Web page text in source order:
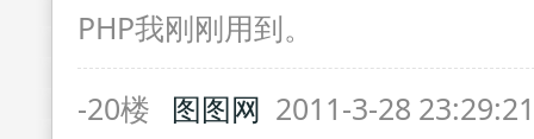
PHP我刚刚用到。
-20楼
图图网 2011-3-28